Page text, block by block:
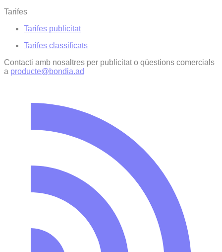
Tarifes
Tarifes publicitat
Tarifes classificats
Contacti amb nosaltres per publicitat o qüestions comercials
a producte@bondia.ad